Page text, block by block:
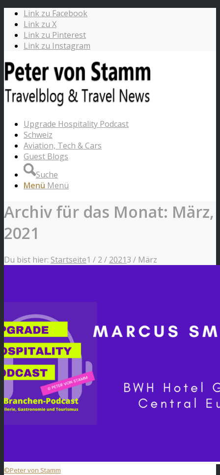
Link zu Facebook
Link zu X
Link zu Pinterest
Link zu Instagram
Upgrade Hospitality Podcast
Schweiz
Aviation, Tech & Cars
Guest Blogs
Suche
Menü Menü
Archiv für das Monat: März,
2021
Du bist hier: Startseite1 / 2 / 20213 / März
©Peter von Stamm